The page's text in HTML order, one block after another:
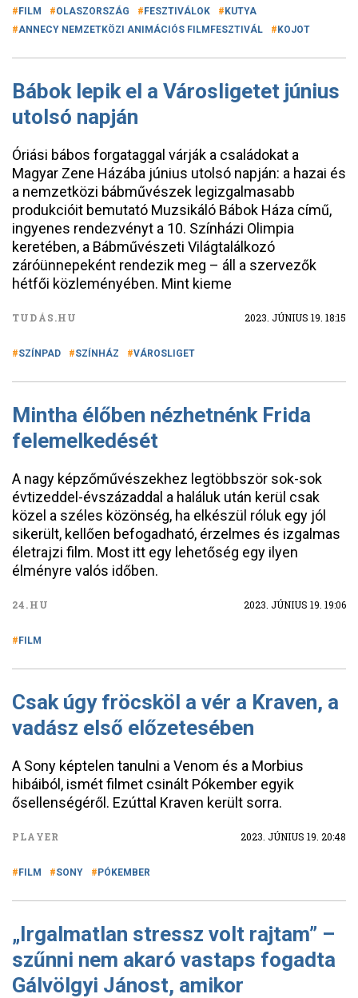
FILM OLASZORSZÁG FESZTIVÁLOK
KUTYA
ANNECY NEMZETKÖZI ANIMÁCIÓS FILMFESZTIVÁL
KOJOT
Bábok lepik el a Városligetet június
utolsó napján
Óriási bábos forgataggal várják a családokat a
Magyar Zene Házába június utolsó napján: a hazai és
a nemzetközi bábművészek legizgalmasabb
produkcióit bemutató Muzsikáló Bábok Háza című,
ingyenes rendezvényt a 10. Színházi Olimpia
keretében, a Bábművészeti Világtalálkozó
záróünnepeként rendezik meg – áll a szervezők
hétfői közleményében. Mint kieme
TUDÁS.HU 2023. JÚNIUS 19. 18:15
SZÍNPAD SZÍNHÁZ VÁROSLIGET
Mintha élőben nézhetnénk Frida
felemelkedését
A nagy képzőművészekhez legtöbbször sok-sok
évtizeddel-évszázaddal a haláluk után kerül csak
közel a széles közönség, ha elkészül róluk egy jól
sikerült, kellően befogadható, érzelmes és izgalmas
életrajzi film. Most itt egy lehetőség egy ilyen
élményre valós időben.
24.HU 2023. JÚNIUS 19. 19:06
FILM
Csak úgy fröcsköl a vér a Kraven, a
vadász első előzetesében
A Sony képtelen tanulni a Venom és a Morbius
hibáiból, ismét filmet csinált Pókember egyik
ősellenségéről. Ezúttal Kraven került sorra.
PLAYER 2023. JÚNIUS 19. 20:48
FILM SONY PÓKEMBER
„Irgalmatlan stressz volt rajtam” –
szűnni nem akaró vastaps fogadta
Gálvölgyi Jánost, amikor